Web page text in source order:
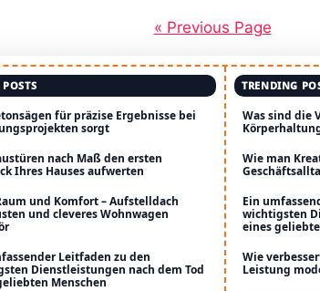
« Previous Page
POSTS
für präzise Ergebnisse bei
sorgt
nach Maß den ersten
Ihres Hauses aufwerten
und Komfort – Aufstelldach
und cleveres Wohnwagen
Leitfaden zu den
Dienstleistungen nach dem Tod
Menschen
TRENDING
Was sind die
Wie man
Ein
wichtigsten
eines
Wie
Leistung